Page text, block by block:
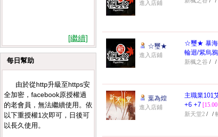
[繼續]
每日幫助
由於從http升級至https安
全加密，facebook原授權過
的老會員，無法繼續使用。依
以下重授權1次即可，日後可
以長久使用。
進入店鋪
☆璽★
進入店鋪
☆璽★ 暴海
輪迴/紫烏
新楓之谷 / /
葉為煌
進入店鋪
主職業101
+6 +7
新天堂2 / /